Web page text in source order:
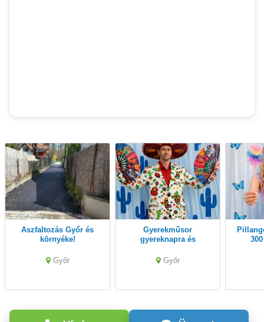
Aszfaltozás Győr és
környéke!
Győr
Gyerekműsor
gyereknapra és
Győr
Pillangó Gyerekműsor